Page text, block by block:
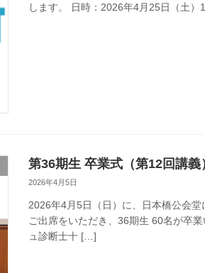
します。 日時：2026年4月25日（土
第36期生 卒業式（第12回講義
2026年4月5日
2026年4月5日（日）に、日本橋公会
ご出席をいただき、36期生 60名が卒
ュ診断士十 […]